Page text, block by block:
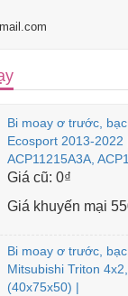
Bi moay ơ trước,
Ecosport 2013-2022
ACP11215A3A,
Giá cũ: 0₫
Giá khuyến mại
Bi moay ơ trước,
Mitsubishi Triton
(40x75x50) |